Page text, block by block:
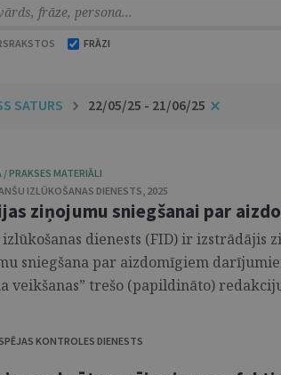
FRĀZI
SATURS 22/05/25 - 21/06/25
PRAKSES MATERIĀLI
IZLŪKOŠANAS DIENESTS, 2025
ziņojumu sniegšanai par
dienests (FID) ir izstrādājis
sniegšana par aizdomīgiem
veikšanas” trešo (papildināto)
KONTROLES DIENESTS